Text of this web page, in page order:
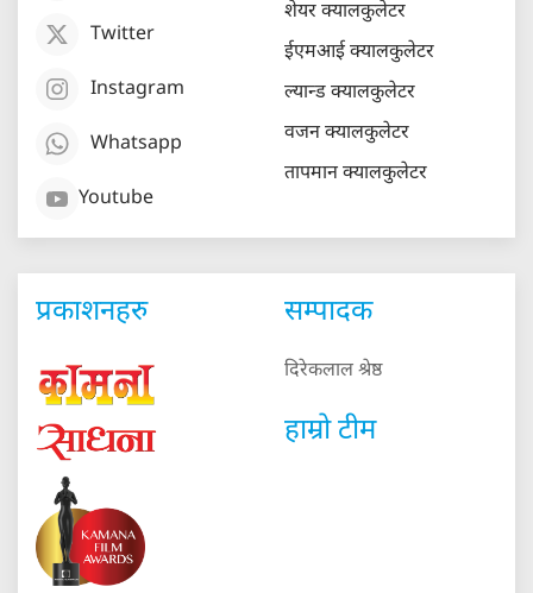
Twitter
Instagram
Whatsapp
Youtube
शेयर क्यालकुलेटर
ईएमआई क्यालकुलेटर
ल्यान्ड क्यालकुलेटर
वजन क्यालकुलेटर
तापमान क्यालकुलेटर
प्रकाशनहरु सम्पादक
दिरेकलाल श्रेष्ठ
हाम्रो टीम